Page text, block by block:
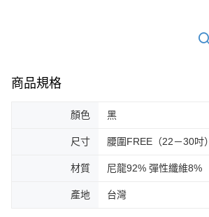
商品規格
顏色 黑
尺寸 腰圍FREE（22－30吋）
材質 尼龍92% 彈性纖維8%
產地 台灣